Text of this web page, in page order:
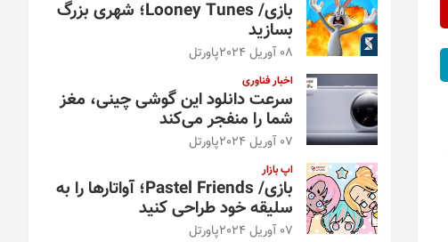
بازی/ Looney Tunes؛ شهری بزرگ
بسازید
08 آوریل 2024 پاورتل
اخبار فناوری
سرعت دانلود این گوشی چینی، مغز
شما را منفجر می‌کند
07 آوریل 2024 پاورتل
اپ بازار
بازی/ Pastel Friends؛ آواتارها را به
سلیقه خود طراحی کنید
07 آوریل 2024 پاورتل